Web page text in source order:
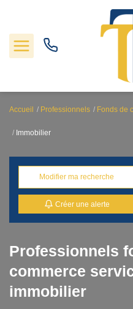
Nos biens
Locations
Gestion
Nos agences
Estimation
Contact
Accueil Professionnels Fonds de
Immobilier
Modifier ma recherche
Créer une alerte
Professionnels
commerce
immobilier